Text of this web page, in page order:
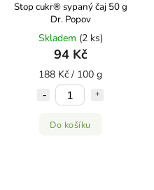
Stop cukr® sypaný čaj 50 g
Dr. Popov
Skladem (2 ks)
94 Kč
188 Kč / 100 g
Do košíku